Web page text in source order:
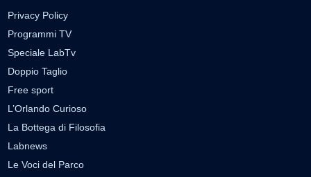
Privacy Policy
Programmi TV
Speciale LabTv
Doppio Taglio
Free sport
L’Orlando Curioso
La Bottega di Filosofia
Labnews
Le Voci del Parco